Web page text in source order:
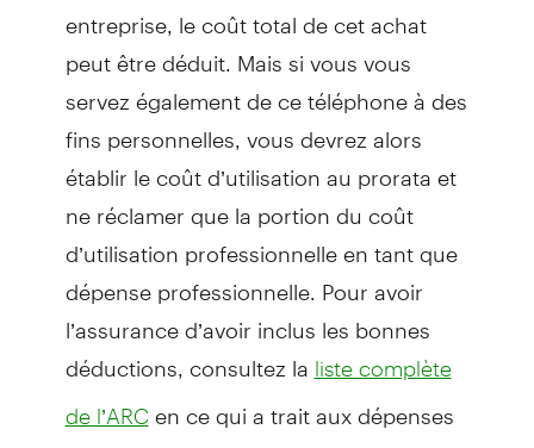
entreprise, le coût total de cet achat
peut être déduit. Mais si vous vous
servez également de ce téléphone à des
fins personnelles, vous devrez alors
établir le coût d’utilisation au prorata et
ne réclamer que la portion du coût
d’utilisation professionnelle en tant que
dépense professionnelle. Pour avoir
l’assurance d’avoir inclus les bonnes
déductions, consultez la liste complète
de l’ARC en ce qui a trait aux dépenses